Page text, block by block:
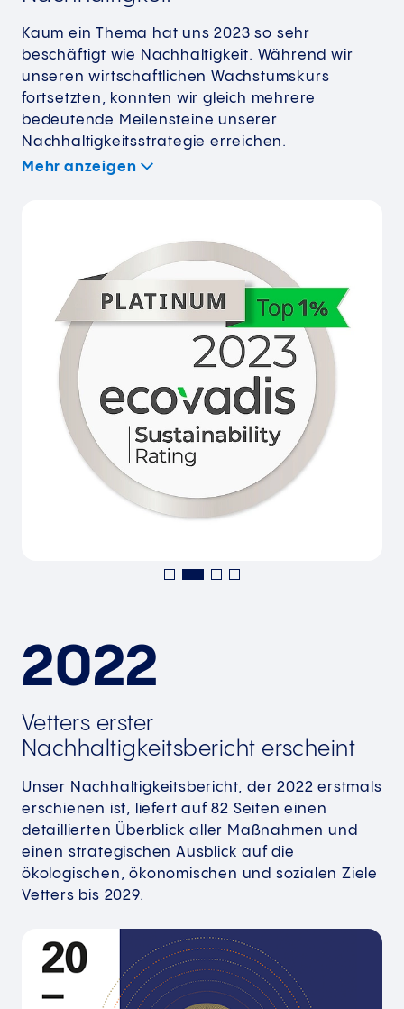
Kaum ein Thema hat uns 2023 so sehr
beschäftigt wie Nachhaltigkeit. Während wir
unseren wirtschaftlichen Wachstumskurs
fortsetzten, konnten wir gleich mehrere
bedeutende Meilensteine unserer
Nachhaltigkeitsstrategie erreichen.
Mehr anzeigen
Vetters erster
Nachhaltigkeitsbericht erscheint
Unser Nachhaltigkeitsbericht, der 2022 erstmals
erschienen ist, liefert auf 82 Seiten einen
detaillierten Überblick aller Maßnahmen und
einen strategischen Ausblick auf die
ökologischen, ökonomischen und sozialen Ziele
Vetters bis 2029.
2022